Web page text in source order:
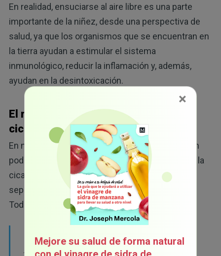
En realidad, ensuciarse al aire libre es una parte
importante de la niñez, desde una perspectiva de
salud, ya que los organismos que se encuentran en
la tierra ayudan a estimular el sistema
inmunológico, reducir la inflamación y, además,
ayudan en la desintoxicación.
El rol de los probióticos en la
cicatrización de heridas
En noticias relacionadas, los probióticos también
podrían reducir el riesgo de infecciones durante la
cicatrización de heridas, incluyendo el riesgo de
sepsis.
Según informó el portal Medical News
Today:
presente naturalmente en la nariz de
×
Mejore su salud de forma natural